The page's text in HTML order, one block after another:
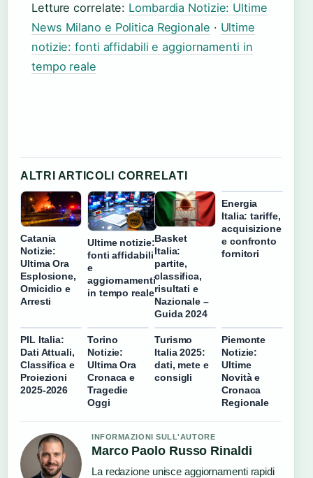
Letture correlate: Lombardia Notizie: Ultime
News Milano e Politica Regionale · Ultime
notizie: fonti affidabili e aggiornamenti in
tempo reale
ALTRI ARTICOLI CORRELATI
Catania
Notizie:
Ultima Ora
Esplosione,
Omicidio e
Arresti
Ultime notizie:
fonti affidabili
e
aggiornamenti
in tempo reale
Basket
Italia:
partite,
classifica,
risultati e
Nazionale –
Guida 2024
Energia
Italia: tariffe,
acquisizione
e confronto
fornitori
PIL Italia:
Dati Attuali,
Classifica e
Proiezioni
2025-2026
Torino
Notizie:
Ultima Ora
Cronaca e
Tragedie
Oggi
Turismo
Italia 2025:
dati, mete e
consigli
Piemonte
Notizie:
Ultime
Novità e
Cronaca
Regionale
INFORMAZIONI SULL'AUTORE
Marco Paolo Russo Rinaldi
La redazione unisce aggiornamenti rapidi